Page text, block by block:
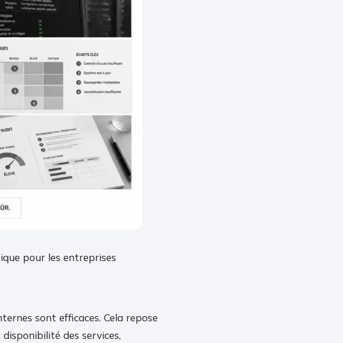
pour les entreprises
sont efficaces. Cela repose
des services,